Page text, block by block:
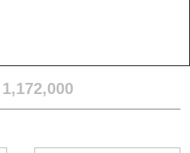
1,172,000